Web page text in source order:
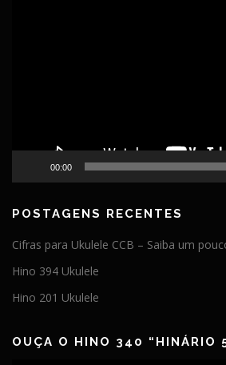
00:00
POSTAGENS RECENTES
Cifras para Ukulele CCB – Saiba um
Hino 394 Ukulele
Hino 201 Ukulele
OUÇA O HINO 340 “HINÁRIO